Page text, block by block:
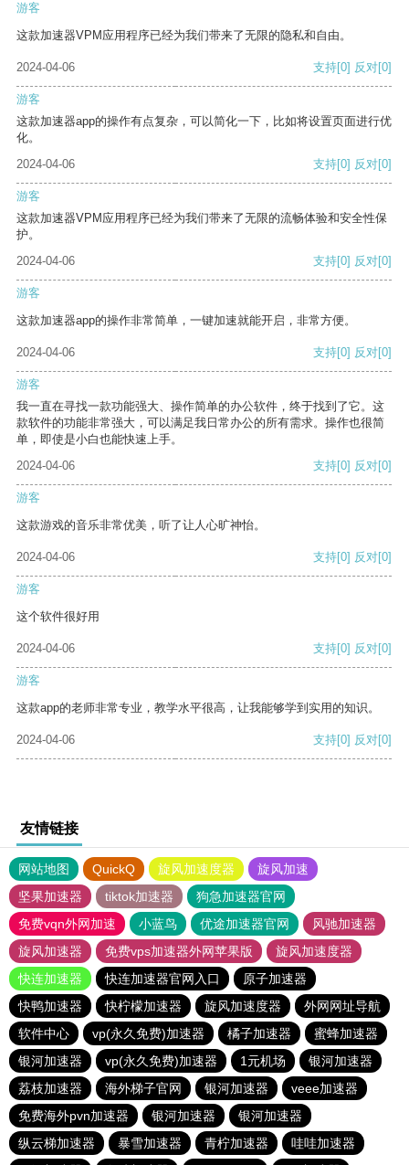
游客
这款加速器VPM应用程序已经为我们带来了无限的隐私和自由。
2024-04-06 支持[0] 反对[0]
游客
这款加速器app的操作有点复杂，可以简化一下，比如将设置页面进行优
化。
2024-04-06
支持[0] 反对[0]
游客
这款加速器VPM应用程序已经为我们带来了无限的流畅体验和安全性保
护。
2024-04-06
支持[0] 反对[0]
游客
这款加速器app的操作非常简单，一键加速就能开启，非常方便。
2024-04-06 支持[0] 反对[0]
游客
我一直在寻找一款功能强大、操作简单的办公软件，终于找到了它。这
款软件的功能非常强大，可以满足我日常办公的所有需求。操作也很简
单，即使是小白也能快速上手。
2024-04-06
支持[0] 反对[0]
游客
这款游戏的音乐非常优美，听了让人心旷神怡。
2024-04-06 支持[0] 反对[0]
游客
这个软件很好用
2024-04-06 支持[0] 反对[0]
游客
这款app的老师非常专业，教学水平很高，让我能够学到实用的知识。
2024-04-06 支持[0] 反对[0]
友情链接
网站地图 QuickQ 旋风加速度器
旋风加速
坚果加速器
tiktok加速器
狗急加速器官网
免费vqn外网加速
小蓝鸟 优途加速器官网
风驰加速器
旋风加速器
免费vps加速器外网苹果版
旋风加速度器
快连加速器
快连加速器官网入口
原子加速器
快鸭加速器
快柠檬加速器 旋风加速度器
外网网址导航
软件中心
vp(永久免费)加速器 橘子加速器
蜜蜂加速器
银河加速器
vp(永久免费)加速器 1元机场
银河加速器
荔枝加速器
海外梯子官网 银河加速器
veee加速器
免费海外pvn加速器
银河加速器
银河加速器
纵云梯加速器
暴雪加速器 青柠加速器
哇哇加速器